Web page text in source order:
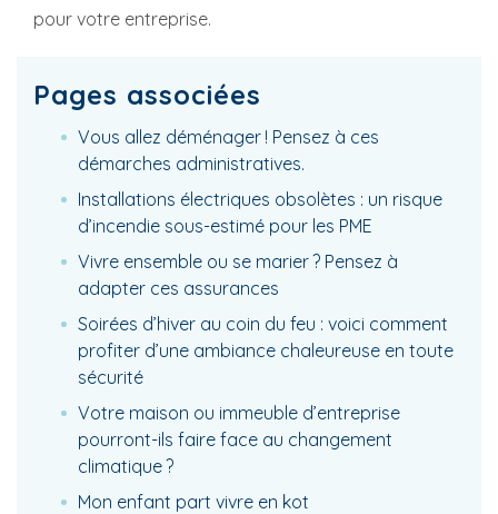
pour votre entreprise.
Pages associées
Vous allez déménager ! Pensez à ces
démarches administratives.
Installations électriques obsolètes : un risque
d’incendie sous-estimé pour les PME
Vivre ensemble ou se marier ? Pensez à
adapter ces assurances
Soirées d’hiver au coin du feu : voici comment
profiter d’une ambiance chaleureuse en toute
sécurité
Votre maison ou immeuble d’entreprise
pourront-ils faire face au changement
climatique ?
Mon enfant part vivre en kot